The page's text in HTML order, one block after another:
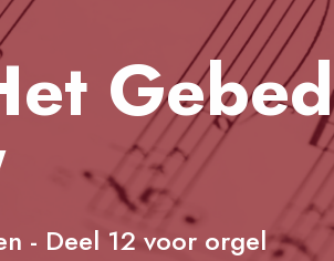
- Deel 12 voor orgel